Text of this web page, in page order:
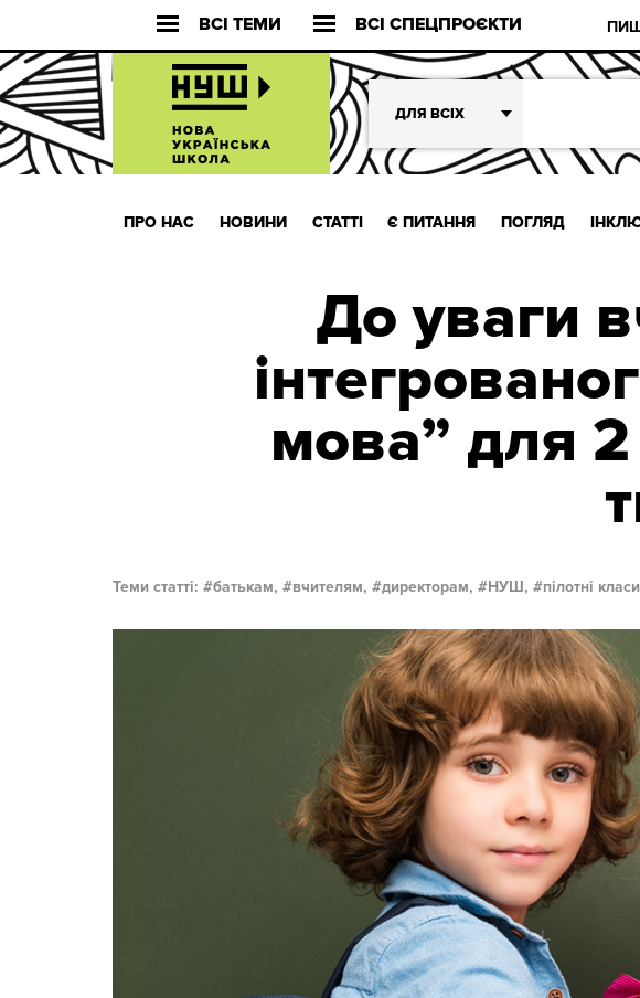
ВСІ ТЕМИ ВСІ СПЕЦПРОЄКТИ
ДЛЯ ВСІХ
ПРО НАС НОВИНИ СТАТТІ Є ПИТАННЯ ПОГЛЯД
До уваги
мова” для 2
Теми статті: батькам, вчителям, директорам, НУШ, пілотні